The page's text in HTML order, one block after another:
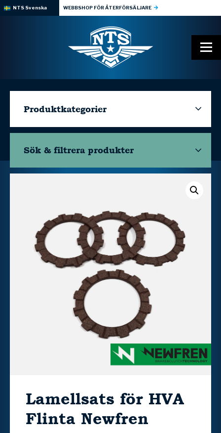
NTS Svenska WEBBSHOP FÖR ÅTERFÖRSÄLJARE
Produktkategorier
Sök & filtrera produkter
Lamellsats för HVA
Flinta Newfren